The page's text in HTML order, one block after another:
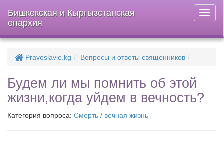
меню
Бишкекская и Кыргызстанская
епархия
Pravoslavie.kg Вопросы и ответы священников
Будем ли мы помнить об этой
жизни,когда уйдем в вечность?
Категория вопроса: Смерть / вечная жизнь